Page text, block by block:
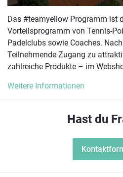
Das #teamyellow Programm ist
Vorteilsprogramm von Tennis-
Padelclubs sowie Coaches.
Teilnehmende Zugang zu
zahlreiche Produkte – im
Weitere Informationen
Hast du